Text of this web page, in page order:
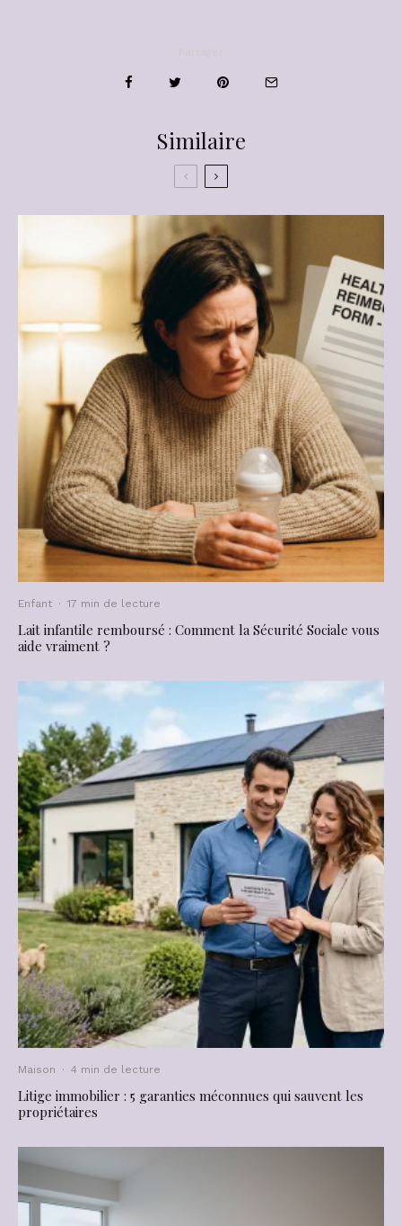
Similaire
Enfant · 17 min de lecture
Lait infantile remboursé : Comment la Sécurité Sociale vous
aide vraiment ?
Maison · 4 min de lecture
Litige immobilier : 5 garanties méconnues qui sauvent les
propriétaires